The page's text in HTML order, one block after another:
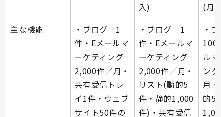
入)
(月
主な機能
・ブログ 1
件・Eメールマ
ーケティング
2,000件／月・
共有受信トレ
イ1件・ウェブ
サイト50件の
・ブログ 1
件・Eメールマ
ーケティング
2,000件／月・
リスト(動的5
件・静的1,000
件)・共有受信
・
100
ル
ン
月
的5